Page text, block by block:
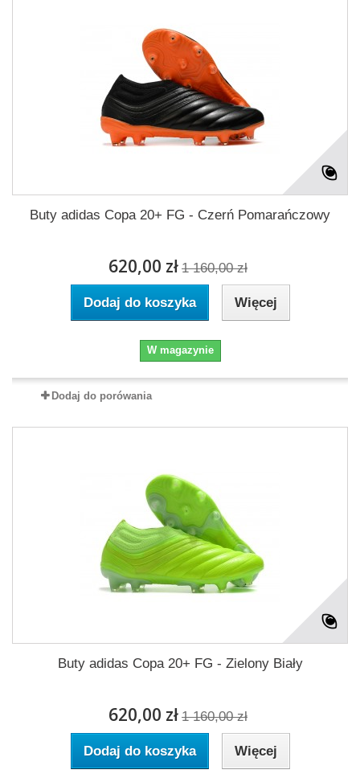
Buty adidas Copa 20+ FG - Czerń Pomarańczowy
620,00 zł 1 160,00 zł
Dodaj do koszyka Więcej
W magazynie
Dodaj do porówania
Buty adidas Copa 20+ FG - Zielony Biały
620,00 zł 1 160,00 zł
Dodaj do koszyka Więcej